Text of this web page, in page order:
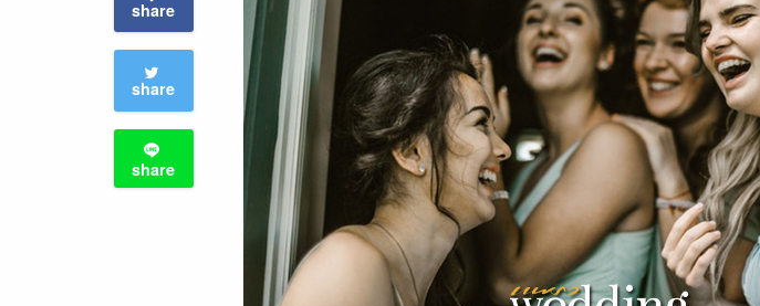
share
share
share